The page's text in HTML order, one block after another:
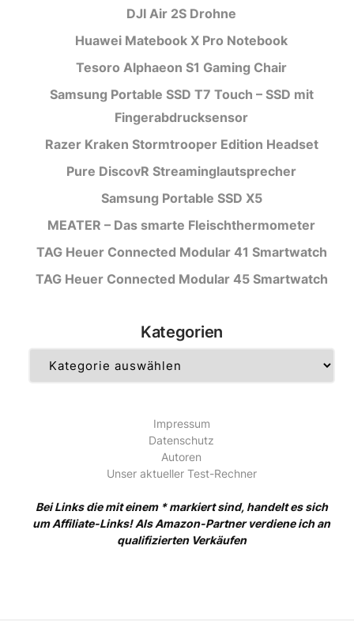
DJI Air 2S Drohne
Huawei Matebook X Pro Notebook
Tesoro Alphaeon S1 Gaming Chair
Samsung Portable SSD T7 Touch – SSD mit
Fingerabdrucksensor
Razer Kraken Stormtrooper Edition Headset
Pure DiscovR Streaminglautsprecher
Samsung Portable SSD X5
MEATER – Das smarte Fleischthermometer
TAG Heuer Connected Modular 41 Smartwatch
TAG Heuer Connected Modular 45 Smartwatch
Kategorien
Impressum
Datenschutz
Autoren
Unser aktueller Test-Rechner
Bei Links die mit einem * markiert sind, handelt es sich
um Affiliate-Links! Als Amazon-Partner verdiene ich an
qualifizierten Verkäufen